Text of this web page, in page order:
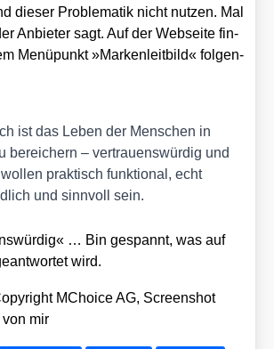
die­ser Pro­ble­ma­tik nicht nut­zen. Mal
Anbie­ter sagt. Auf der Web­sei­te fin­
Menü­punkt »Mar­ken­leit­bild« fol­gen­
ist das Leben der Men­schen in
berei­chern – ver­trau­ens­wür­dig und
prak­tisch funk­tio­nal, echt
und sinn­voll sein.
… Bin gespannt, was auf
wird.
MChoice AG, Screen­shot
mir